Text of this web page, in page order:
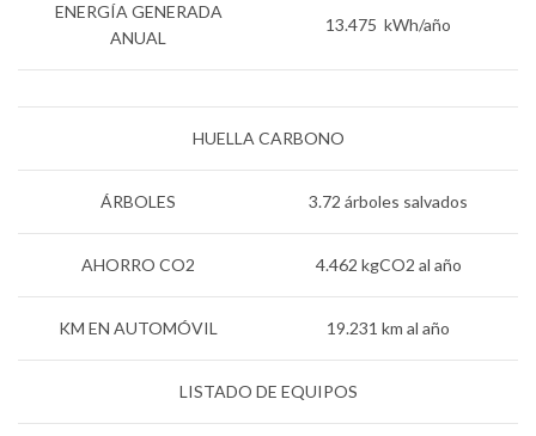
ENERGÍA GENERADA
ANUAL
13.475 kWh/año
HUELLA CARBONO
ÁRBOLES 3.72 árboles salvados
AHORRO CO2 4.462 kgCO2 al año
KM EN AUTOMÓVIL 19.231 km al año
LISTADO DE EQUIPOS